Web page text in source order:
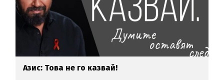
Азис: Това не го казвай!